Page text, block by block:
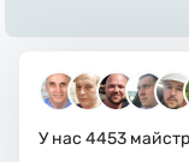
тежать за
У нас 4453